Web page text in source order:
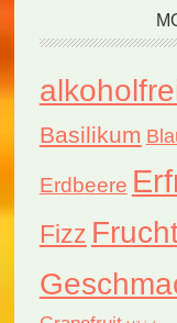
Basilikum
Erdbeere
Fizz